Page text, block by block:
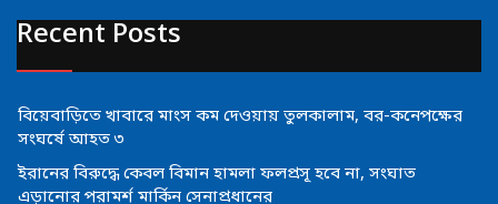
Recent Posts
বিয়েবাড়িতে খাবারে মাংস কম দেওয়ায় তুলকালাম, বর-কনেপক্ষের
সংঘর্ষে আহত ৩
ইরানের বিরুদ্ধে কেবল বিমান হামলা ফলপ্রসূ হবে না, সংঘাত
এড়ানোর পরামর্শ মার্কিন সেনাপ্রধানের